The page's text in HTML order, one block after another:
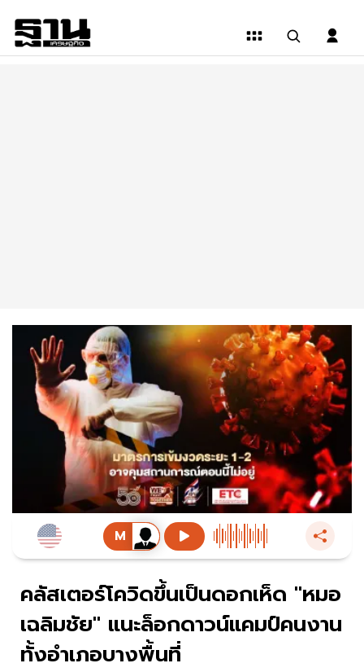
คลัสเตอร์โควิดขึ้นเป็นดอกเห็ด "หมอ
เฉลิมชัย" แนะล็อกดาวน์แคมป์คนงาน
ทั้งอำเภอบางพื้นที่